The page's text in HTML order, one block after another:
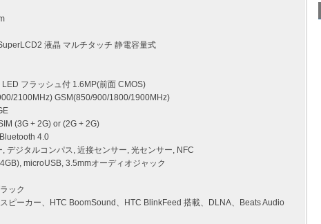
液晶 マルチタッチ 静電容量式
フラッシュ付 1.6MP(前面 CMOS)
2100MHz) GSM(850/900/1800/1900MHz)
(3G + 2G) or (2G + 2G)
4.0
デジタルコンパス, 近接センサー, 光センサー, NFC
microUSB, 3.5mmオーディオジャック
ック
ピーカー、HTC BoomSound、HTC BlinkFeed 搭載、DLNA、Beats Audio